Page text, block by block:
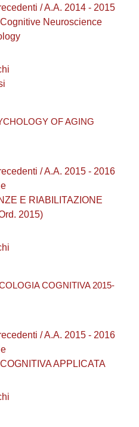
/ A.A. 2014 - 2015
Neuroscience
OF AGING
/ A.A. 2015 - 2016
E RIABILITAZIONE
2015)
COGNITIVA 2015-
/ A.A. 2015 - 2016
APPLICATA